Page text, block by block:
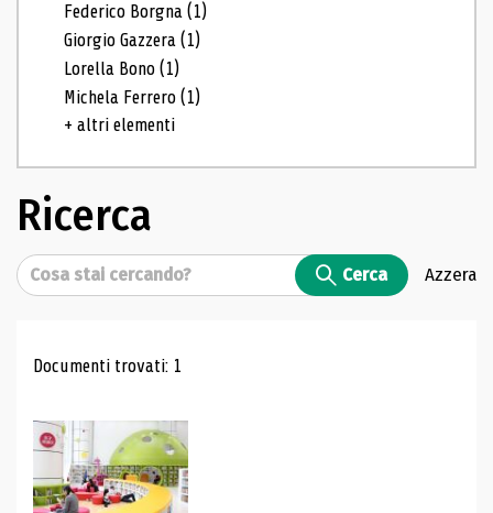
Federico Borgna(1)
Giorgio Gazzera(1)
Lorella Bono(1)
Michela Ferrero(1)
+ altri elementi
Ricerca
Cerca Cerca Azzera
Risultati di ricerca
Documenti trovati: 1